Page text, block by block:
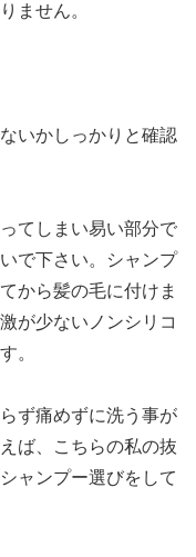
ません。
いかしっかりと確認
てしまい易い部分で
で下さい。シャンプ
から髪の毛に付けま
が少ないノンシリコ
。
ず痛めずに洗う事が
ば、こちらの私の抜
ャンプー選びをして